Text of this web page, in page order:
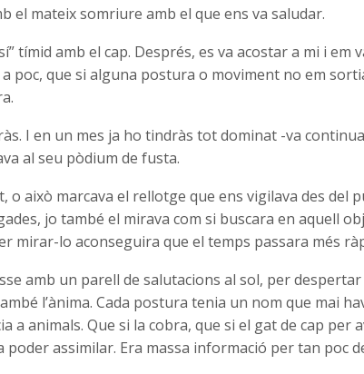
el mateix somriure amb el que ens va saludar.
tímid amb el cap. Després, es va acostar a mi i em
a poc, que si alguna postura o moviment no em
I en un mes ja ho tindràs tot dominat -va
al seu pòdium de fusta.
o això marcava el rellotge que ens vigilava des del
jo també el mirava com si buscara en aquell
mirar-lo aconseguira que el temps passara més
amb un parell de salutacions al sol, per
l’ànima. Cada postura tenia un nom que mai
a animals. Que si la cobra, que si el gat de cap per
poder assimilar. Era massa informació per tan poc